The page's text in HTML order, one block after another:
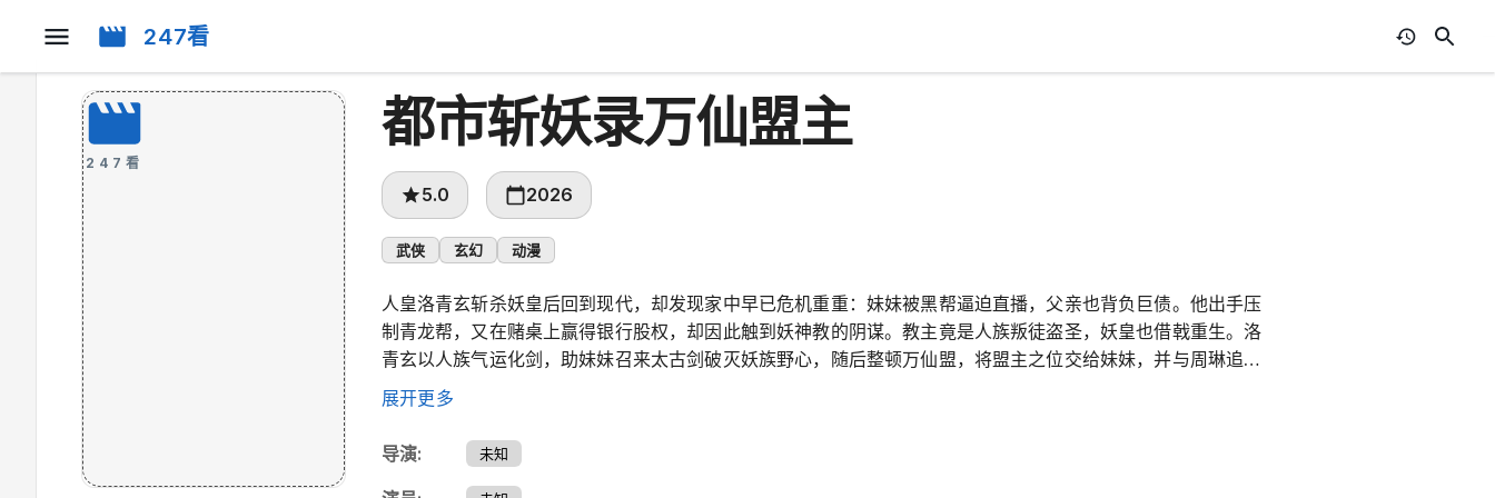
247看
247看
都市斩妖录万仙盟主
5.0 2026
武侠 玄幻 动漫
人皇洛青玄斩杀妖皇后回到现代，却发现家中早已危机重重：妹妹被黑帮逼迫直播，父亲也背负巨债。他出手压
制青龙帮，又在赌桌上赢得银行股权，却因此触到妖神教的阴谋。教主竟是人族叛徒盗圣，妖皇也借戟重生。洛
青玄以人族气运化剑，助妹妹召来太古剑破灭妖族野心，随后整顿万仙盟，将盟主之位交给妹妹，并与周琳追寻
血脉谜团。
展开更多
导演: 未知